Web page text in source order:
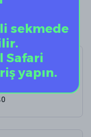
sekmede
Safari
yapın.